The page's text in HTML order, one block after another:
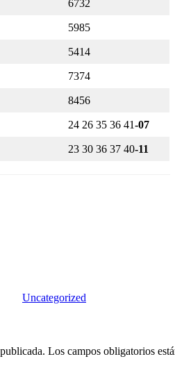
6732
5985
5414
7374
8456
24 26 35 36 41-07
23 30 36 37 40-11
Uncategorized
Los campos obligatorios